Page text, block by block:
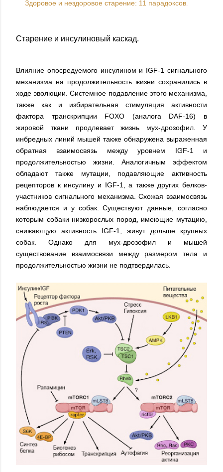
Здоровое и нездоровое старение: 11 парадоксов
Старение и инсулиновый каскад.
Влияние опосредуемого инсулином и IGF-1 сигнального
механизма на продолжительность жизни сохранились в
ходе эволюции. Системное подавление этого механизма,
также как и избирательная стимуляция активности
фактора транскрипции FOXO (аналога DAF-16) в
жировой ткани продлевает жизнь мух-дрозофил. У
инбредных линий мышей также обнаружена выраженная
обратная взаимосвязь между уровнем IGF-1 и
продолжительностью жизни. Аналогичным эффектом
обладают также мутации, подавляющие активность
рецепторов к инсулину и IGF-1, а также других белков-
участников сигнального механизма. Схожая взаимосвязь
наблюдается и у собак. Существуют данные, согласно
которым собаки низкорослых пород, имеющие мутацию,
снижающую активность IGF-1, живут дольше крупных
собак. Однако для мух-дрозофил и мышей
существование взаимосвязи между размером тела и
продолжительностью жизни не подтвердилась.